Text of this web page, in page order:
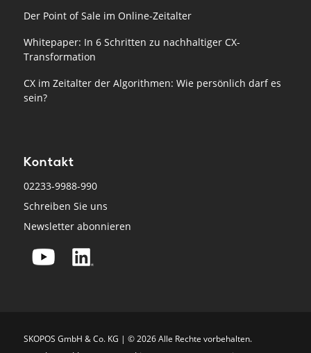
Der Point of Sale im Online-Zeitalter
Whitepaper: In 6 Schritten zu nachhaltiger CX-
Transformation
CX im Zeitalter der Algorithmen: Wie persönlich darf es
sein?
Kontakt
02233-9988-990
Schreiben Sie uns
Newsletter abonnieren
SKO­POS GmbH & Co. KG | © 2026 Alle Rech­te vor­be­hal­ten.